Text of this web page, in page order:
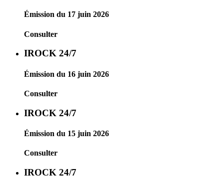
Émission du 17 juin 2026
Consulter
IROCK 24/7
Émission du 16 juin 2026
Consulter
IROCK 24/7
Émission du 15 juin 2026
Consulter
IROCK 24/7